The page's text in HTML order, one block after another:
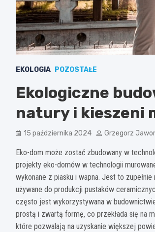
EKOLOGIA POZOSTAŁE
Ekologiczne
natury i kieszeni
15 października 2024 Grzegorz
Eko-dom może zostać zbudowany w
projekty eko-domów w technologii
wykonane z piasku i wapna. Jest to
używane do produkcji pustaków
często jest wykorzystywana w
prostą i zwartą formę, co przekłada się na
które pozwalają na uzyskanie większej